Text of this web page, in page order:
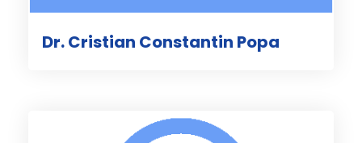
Dr. Cristian Constantin Popa